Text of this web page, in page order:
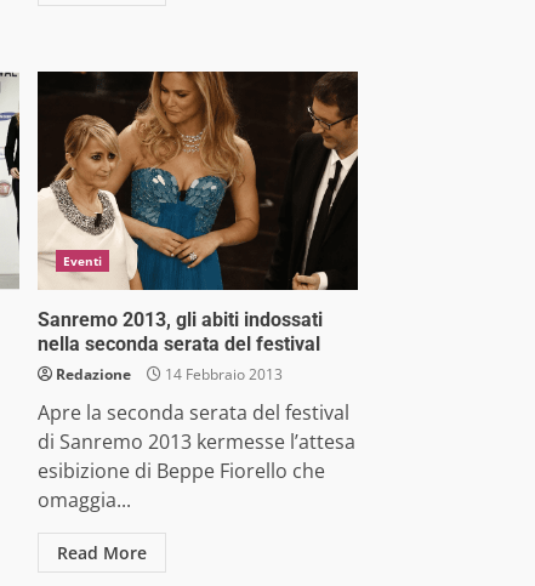
Eventi
Sanremo 2013, gli abiti indossati
nella seconda serata del festival
Redazione 14 Febbraio 2013
Apre la seconda serata del festival
di Sanremo 2013 kermesse l’attesa
esibizione di Beppe Fiorello che
omaggia...
Read More